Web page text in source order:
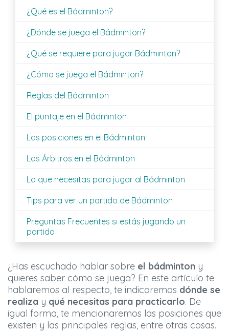
¿Qué es el Bádminton?
¿Dónde se juega el Bádminton?
¿Qué se requiere para jugar Bádminton?
¿Cómo se juega el Bádminton?
Reglas del Bádminton
El puntaje en el Bádminton
Las posiciones en el Bádminton
Los Árbitros en el Bádminton
Lo que necesitas para jugar al Bádminton
Tips para ver un partido de Bádminton
Preguntas Frecuentes si estás jugando un
partido
¿Has escuchado hablar sobre el bádminton y
quieres saber cómo se juega? En este artículo te
hablaremos al respecto, te indicaremos dónde se
realiza y qué necesitas para practicarlo. De
igual forma, te mencionaremos las posiciones que
existen y las principales reglas, entre otras cosas.